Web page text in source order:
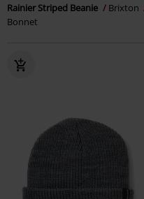
Rainier Striped Beanie
Brixton
Bonnet